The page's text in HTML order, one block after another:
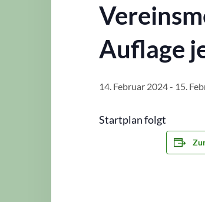
Auflage
14. Februar 2024- 15.
Startplan folgt